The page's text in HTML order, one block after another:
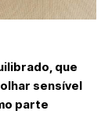
que
sensível
parte